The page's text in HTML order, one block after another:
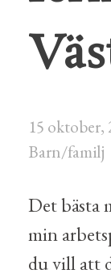
15 oktober,
Barn/familj
Det bästa
min
du vill att